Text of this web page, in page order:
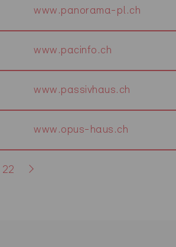
www.panorama-pl.ch
www.pacinfo.ch
www.passivhaus.ch
www.opus-haus.ch
22